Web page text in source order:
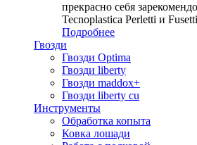
прекрасно себя
Tecnoplastica Perletti и
Подробнее
Гвозди
Гвозди Optima
Гвозди liberty
Гвозди maddox+
Гвозди liberty cu
Инструменты
Обработка копыта
Ковка лошади